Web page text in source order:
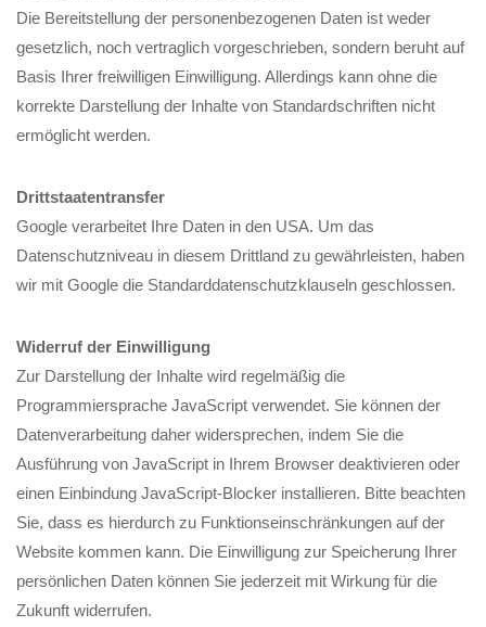
Die Bereitstellung der personenbezogenen Daten ist weder
gesetzlich, noch vertraglich vorgeschrieben, sondern beruht auf
Basis Ihrer freiwilligen Einwilligung. Allerdings kann ohne die
korrekte Darstellung der Inhalte von Standardschriften nicht
ermöglicht werden.
Drittstaatentransfer
Google verarbeitet Ihre Daten in den USA. Um das
Datenschutzniveau in diesem Drittland zu gewährleisten, haben
wir mit Google die Standarddatenschutzklauseln geschlossen.
Widerruf der Einwilligung
Zur Darstellung der Inhalte wird regelmäßig die
Programmiersprache JavaScript verwendet. Sie können der
Datenverarbeitung daher widersprechen, indem Sie die
Ausführung von JavaScript in Ihrem Browser deaktivieren oder
einen Einbindung JavaScript-Blocker installieren. Bitte beachten
Sie, dass es hierdurch zu Funktionseinschränkungen auf der
Website kommen kann. Die Einwilligung zur Speicherung Ihrer
persönlichen Daten können Sie jederzeit mit Wirkung für die
Zukunft widerrufen.